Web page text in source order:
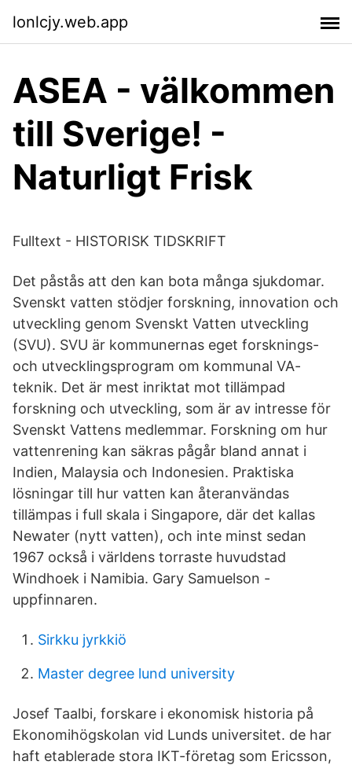
lonlcjy.web.app
ASEA - välkommen
till Sverige! -
Naturligt Frisk
Fulltext - HISTORISK TIDSKRIFT
Det påstås att den kan bota många sjukdomar.
Svenskt vatten stödjer forskning, innovation och
utveckling genom Svenskt Vatten utveckling
(SVU). SVU är kommunernas eget forsknings-
och utvecklingsprogram om kommunal VA-
teknik. Det är mest inriktat mot tillämpad
forskning och utveckling, som är av intresse för
Svenskt Vattens medlemmar. Forskning om hur
vattenrening kan säkras pågår bland annat i
Indien, Malaysia och Indonesien. Praktiska
lösningar till hur vatten kan återanvändas
tillämpas i full skala i Singapore, där det kallas
Newater (nytt vatten), och inte minst sedan
1967 också i världens torraste huvudstad
Windhoek i Namibia. Gary Samuelson -
uppfinnaren.
Sirkku jyrkkiö
Master degree lund university
Josef Taalbi, forskare i ekonomisk historia på
Ekonomihögskolan vid Lunds universitet. de har
haft etablerade stora IKT-företag som Ericsson,